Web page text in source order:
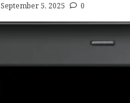
September 5, 2025 0